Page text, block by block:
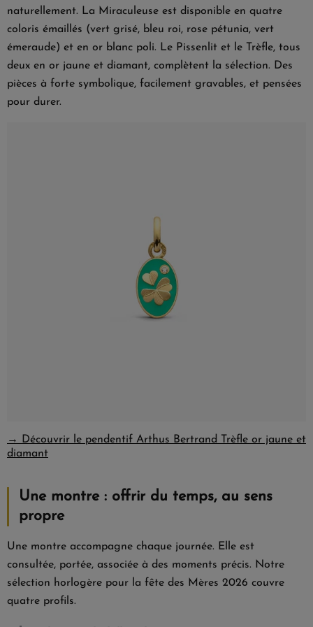
naturellement. La Miraculeuse est disponible en quatre
coloris émaillés (vert grisé, bleu roi, rose pétunia, vert
émeraude) et en or blanc poli. Le Pissenlit et le Trèfle, tous
deux en or jaune et diamant, complètent la sélection. Des
pièces à forte symbolique, facilement gravables, et pensées
pour durer.
→ Découvrir le pendentif Arthus Bertrand Trèfle or jaune et
diamant
Une montre : offrir du temps, au sens
propre
Une montre accompagne chaque journée. Elle est
consultée, portée, associée à des moments précis. Notre
sélection horlogère pour la fête des Mères 2026 couvre
quatre profils.